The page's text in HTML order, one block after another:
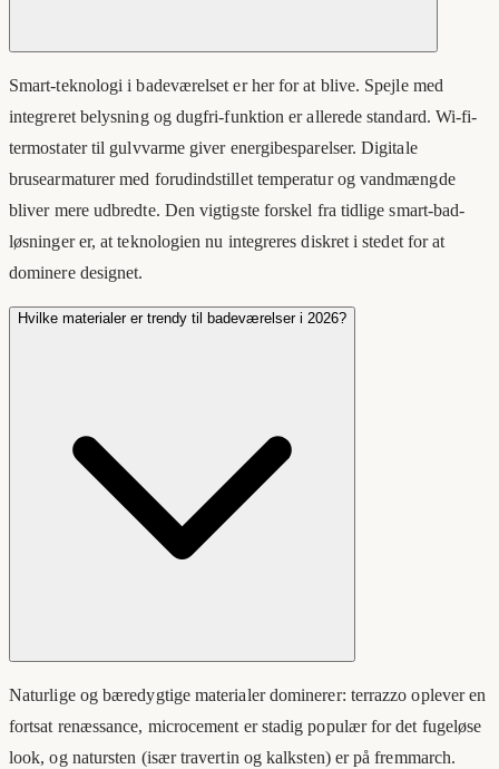
Smart-teknologi i badeværelset er her for at blive. Spejle med
integreret belysning og dugfri-funktion er allerede standard. Wi-fi-
termostater til gulvvarme giver energibesparelser. Digitale
brusearmaturer med forudindstillet temperatur og vandmængde
bliver mere udbredte. Den vigtigste forskel fra tidlige smart-bad-
løsninger er, at teknologien nu integreres diskret i stedet for at
dominere designet.
Hvilke materialer er trendy til badeværelser i 2026?
Naturlige og bæredygtige materialer dominerer: terrazzo oplever en
fortsat renæssance, microcement er stadig populær for det fugeløse
look, og natursten (især travertin og kalksten) er på fremmarch.